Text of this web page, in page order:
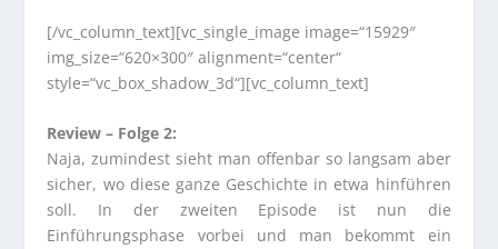
[/vc_column_text][vc_single_image image=“15929″
img_size=“620×300″ alignment=“center“
style=“vc_box_shadow_3d“][vc_column_text]
Review – Folge 2:
Naja, zumindest sieht man offenbar so langsam aber
sicher, wo diese ganze Geschichte in etwa hinführen
soll. In der zweiten Episode ist nun die
Einführungsphase vorbei und man bekommt ein